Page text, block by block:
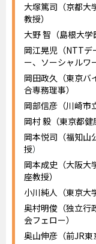
大塚篤司（京都大
教授）
大野 智（島根大学
岡江晃児（NTTデ
ー、ソーシャルワ
岡田政久（東京バ
合専務理事）
岡部信彦（川崎市
岡村 毅（東京都健
岡本悦司（福知山
授）
岡本成史（大阪大
座教授）
小川純人（東京大
奥村明俊（独立行
会フェロー）
奥山伸彦（前JR東